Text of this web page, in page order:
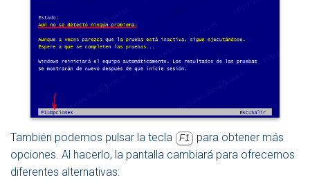
También podemos pulsar la tecla F1
para obtener más
opciones. Al hacerlo, la pantalla cambiará para ofrecernos
diferentes alternativas: